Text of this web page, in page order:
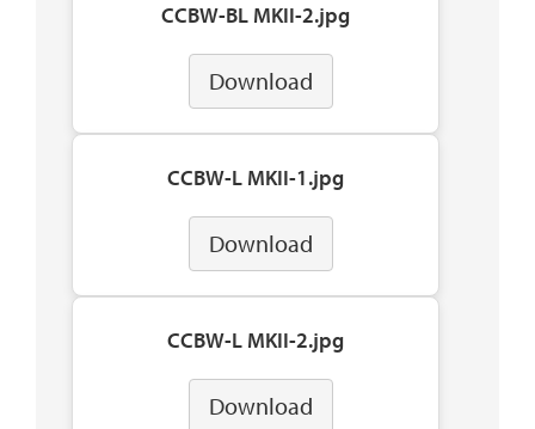
CCBW-BL MKII-2.jpg
Download
CCBW-L MKII-1.jpg
Download
CCBW-L MKII-2.jpg
Download